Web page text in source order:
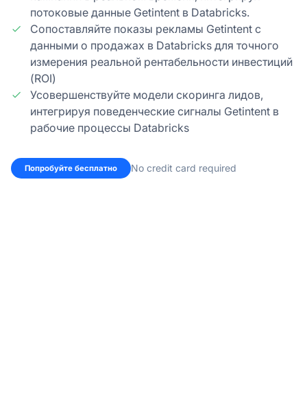
потоковые данные Getintent в Databricks.
Сопоставляйте показы рекламы Getintent с
данными о продажах в Databricks для точного
измерения реальной рентабельности инвестиций
(ROI)
Усовершенствуйте модели скоринга лидов,
интегрируя поведенческие сигналы Getintent в
рабочие процессы Databricks
Попробуйте бесплатно No credit card required